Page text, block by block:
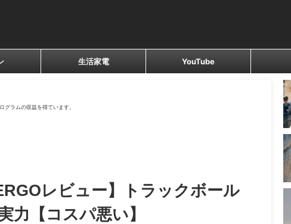
生活家電 YouTube
グラムの収益を得ています。
レビュー】トラックボール
力【コスパ悪い】